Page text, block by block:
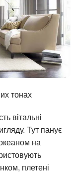
тонах
вітальні
Тут панує
на
плетені